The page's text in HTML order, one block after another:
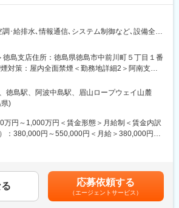
当時四国各県にあった4つの電気工事会社が合
。
た高い技術力を活かし、ビル・工場・オフィス
るまでの電気・空調・給排水等、建築設備の設
んできました。
信や環境関連、PFIといった分野にも事業領域を
積極的に進出しています。
て、顧客に満足してもらい、ひいては社会全体
プロとしての使命感と誇りを持ち、
／能力を鍛錬し、さらなる自己成長へとつなげ
調･給排水､情報通信､システム制御など､設備全般
ます。
更の範囲：会社の定める業務】
の施工管理業務（空調、給排水、衛生、消防
だきます。
、当時四国各県にあった4つの電気工事会社が合
。設立以来、送配電工事を事業の核として、地
徳島支店住所：徳島県徳島市中前川町５丁目１番
市宝田町今市イシン坊26番地1 受動喫煙対策：
務地詳細3＞鳴門営業所住所：徳島県鳴門市撫養
地3 受動喫煙対策：屋内全面禁煙変更の範囲：
徳島駅、阿波中島駅、眉山ロープウェイ山麓
)
万円～1,000万円＜賃金形態＞月給制＜賃金内訳
：380,000円～550,000円＜月給＞380,000円～
る可能性があります。月給(月額)は固定手当を含
応募依頼する
（エージェントサービス）